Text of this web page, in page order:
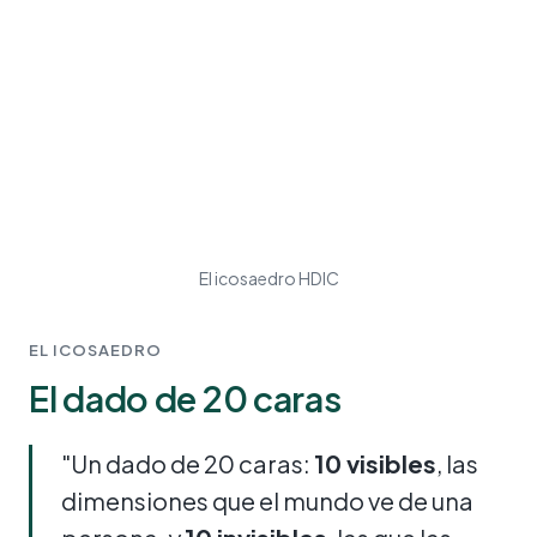
El video se carga cuando aceptas los
El icosaedro HDIC
EL ICOSAEDRO
El dado de 20 caras
"Un dado de 20 caras: 10 visibles, las
dimensiones que el mundo ve de una